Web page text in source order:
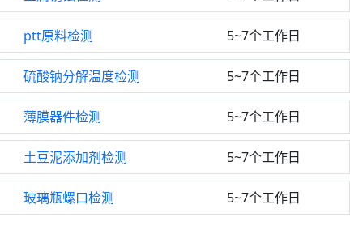
ptt原料检测 5~7个工作日
硫酸钠分解温度检测 5~7个工作日
薄膜器件检测 5~7个工作日
土豆泥添加剂检测 5~7个工作日
玻璃瓶螺口检测 5~7个工作日